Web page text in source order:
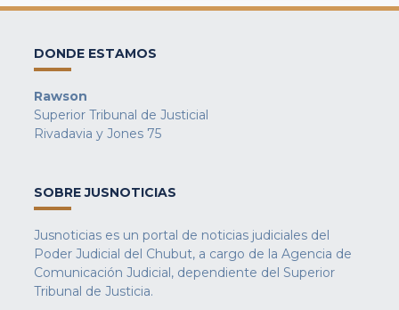
DONDE ESTAMOS
Rawson
Superior Tribunal de Justicial
Rivadavia y Jones 75
SOBRE JUSNOTICIAS
Jusnoticias es un portal de noticias judiciales del
Poder Judicial del Chubut, a cargo de la Agencia de
Comunicación Judicial, dependiente del Superior
Tribunal de Justicia.